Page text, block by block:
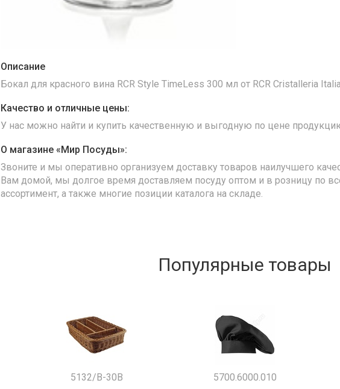
Описание
Бокал для красного вина RCR Style TimeLess 300 мл от RCR Cristalleria
Качество и отличные цены:
У нас можно найти и купить качественную и выгодную по цене
О магазине «Мир Посуды»:
Звоните и мы оперативно организуем доставку товаров наилучшего
Вам домой, мы долгое время доставляем посуду оптом и в розницу по
ассортимент, а также многие позиции каталога на складе.
Популярные товары
5132/B-30B
5700.6000.010